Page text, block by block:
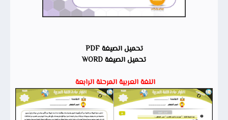
تحميل الصيغة PDF
تحميل الصيغة WORD
اللغة العربية المرحلة الرابعة